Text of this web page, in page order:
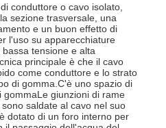
conduttore o cavo isolato,
sezione trasversale, una
e un buon effetto di
l'uso su apparecchiature
tensione e alta
principale è che il cavo
come conduttore e lo strato
di gomma.C'è uno spazio di
giunzioni di rame
saldate al cavo nel suo
dotato di un foro interno per